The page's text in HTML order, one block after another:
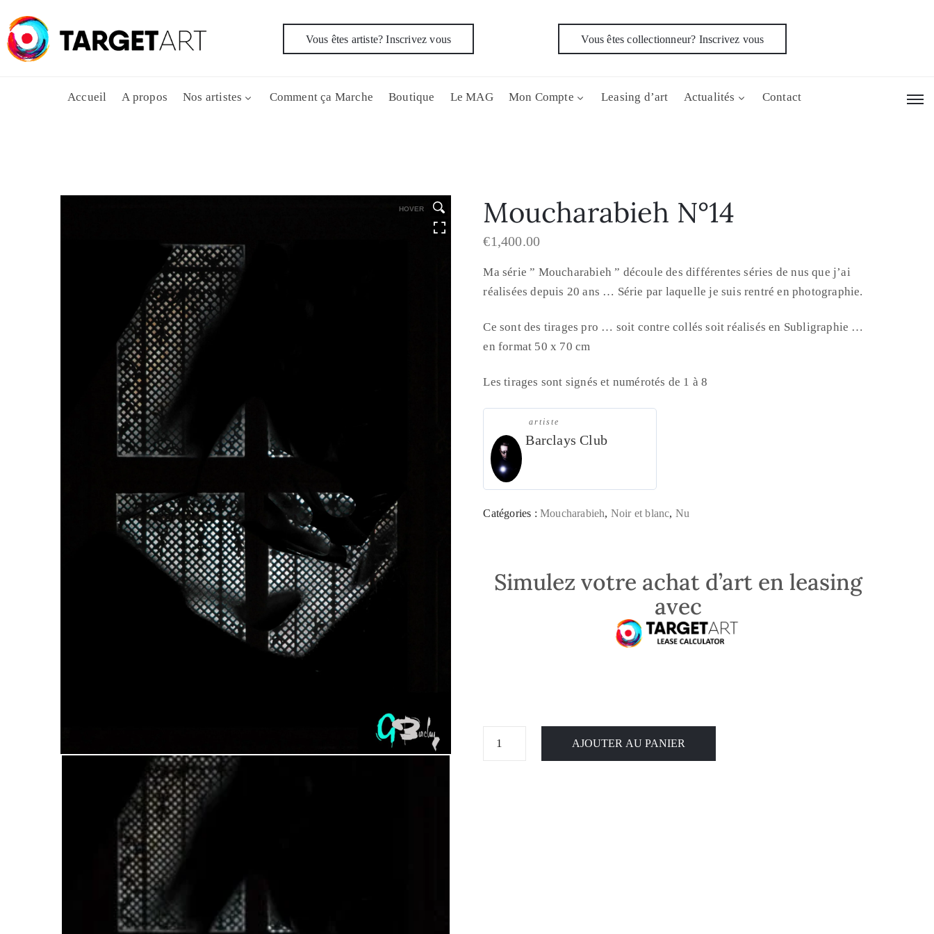
Vous êtes artiste? Inscrivez vous Vous êtes collectionneur? Inscrivez vous
Accueil A propos Nos artistes Comment ça Marche Boutique Le MAG Mon Compte Leasing d’art Actualités Contact
HOVER Moucharabieh N°14
€1,400.00
Ma série ” Moucharabieh ” découle des différentes séries de nus que j’ai
réalisées depuis 20 ans … Série par laquelle je suis rentré en photographie.
Ce sont des tirages pro … soit contre collés soit réalisés en Subligraphie …
en format 50 x 70 cm
Les tirages sont signés et numérotés de 1 à 8
artiste
Barclays Club
Catégories :Moucharabieh, Noir et blanc, Nu
Simulez votre achat d’art en leasing
avec
AJOUTER AU PANIER